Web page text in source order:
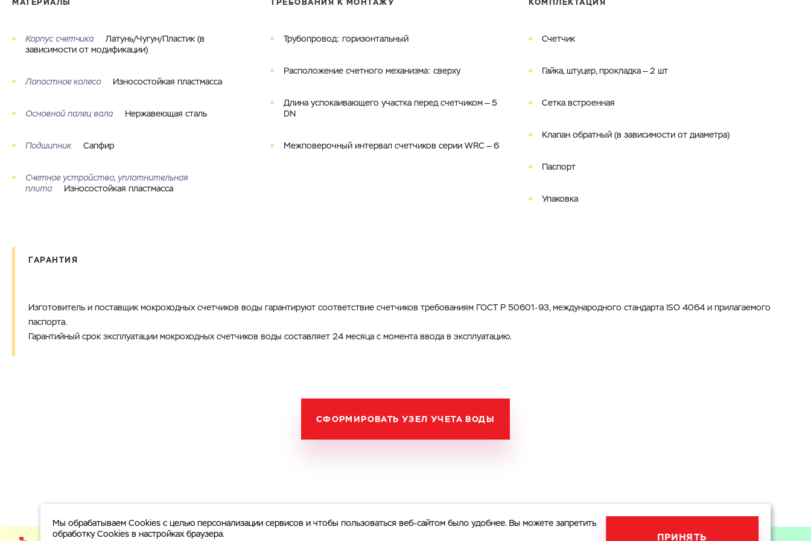
МАТЕРИАЛЫ
Корпус счетчика
Латунь/Чугун/Пластик (в
зависимости от модификации)
Лопастное колесо Износостойкая пластмасса
Основной палец вала Нержавеющая сталь
Подшипник Сапфир
Счетное устройство, уплотнительная
плита
Износостойкая пластмасса
ТРЕБОВАНИЯ К МОНТАЖУ
Трубопровод: горизонтальный
Расположение счетного механизма: сверху
Длина успокаивающего участка перед счетчиком — 5
DN
Межповерочный интервал счетчиков серии WRC — 6
КОМПЛЕКТАЦИЯ
Счетчик
Гайка, штуцер, прокладка — 2 шт
Сетка встроенная
Клапан обратный (в зависимости от диаметра)
Паспорт
Упаковка
ГАРАНТИЯ
Изготовитель и поставщик мокроходных счетчиков воды гарантируют соответствие счетчиков требованиям ГОСТ Р 50601-93, международного стандарта ISO 4064 и прилагаемого
паспорта.
Гарантийный срок эксплуатации мокроходных счетчиков воды составляет 24 месяца с момента ввода в эксплуатацию.
СФОРМИРОВАТЬ УЗЕЛ УЧЕТА ВОДЫ
Мы обрабатываем Cookies с целью персонализации сервисов и чтобы пользоваться веб-сайтом было удобнее. Вы можете запретить
обработку Cookies в настройках браузера.
ПРИНЯТЬ